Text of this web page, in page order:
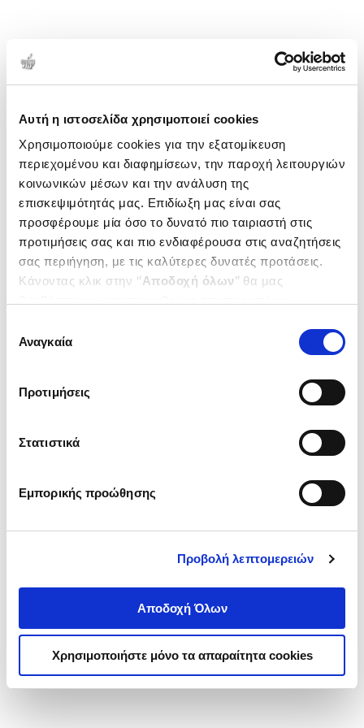
Αυτή η ιστοσελίδα χρησιμοποιεί cookies
Χρησιμοποιούμε cookies για την εξατομίκευση
περιεχομένου και διαφημίσεων, την παροχή λειτουργιών
κοινωνικών μέσων και την ανάλυση της
επισκεψιμότητάς μας. Επιδίωξη μας είναι σας
προσφέρουμε μία όσο το δυνατό πιο ταιριαστή στις
προτιμήσεις σας και πιο ενδιαφέρουσα στις αναζητήσεις
σας περιήγηση, με τις καλύτερες δυνατές προτάσεις.
Κάνοντας κλικ στην ‘’Αποδοχή όλων’’ θα μας
ενδιαφέρουν και να επιλέξετε από τα παρακάτω με την
΄΄και να ενημερωθείτε σχετικά με
συγκατάθεσης
Αναγκαία
Προτιμήσεις
Στατιστικά
Εμπορικής προώθησης
Προβολή λεπτομερειών
Αποδοχή Όλων
Χρησιμοποιήστε μόνο τα απαραίτητα cookies